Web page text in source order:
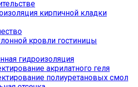
кирпичной кладки
кровли гостиницы
гидроизоляция
акрилатного геля
полиуретановых смол